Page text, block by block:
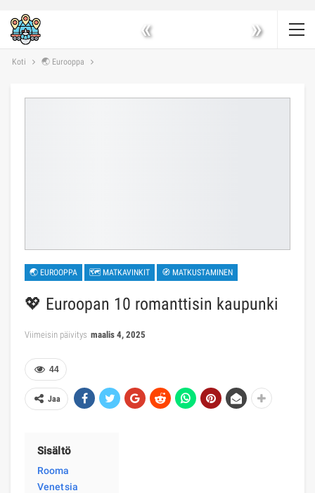
« »
Koti 🌏 Eurooppa
🌏 EUROOPPA 🗺 MATKAVINKIT 🧭 MATKUSTAMINEN
💖 Euroopan 10 romanttisin kaupunki
Viimeisin päivitys maalis 4, 2025
44
Jaa
Sisältö
Rooma
Venetsia